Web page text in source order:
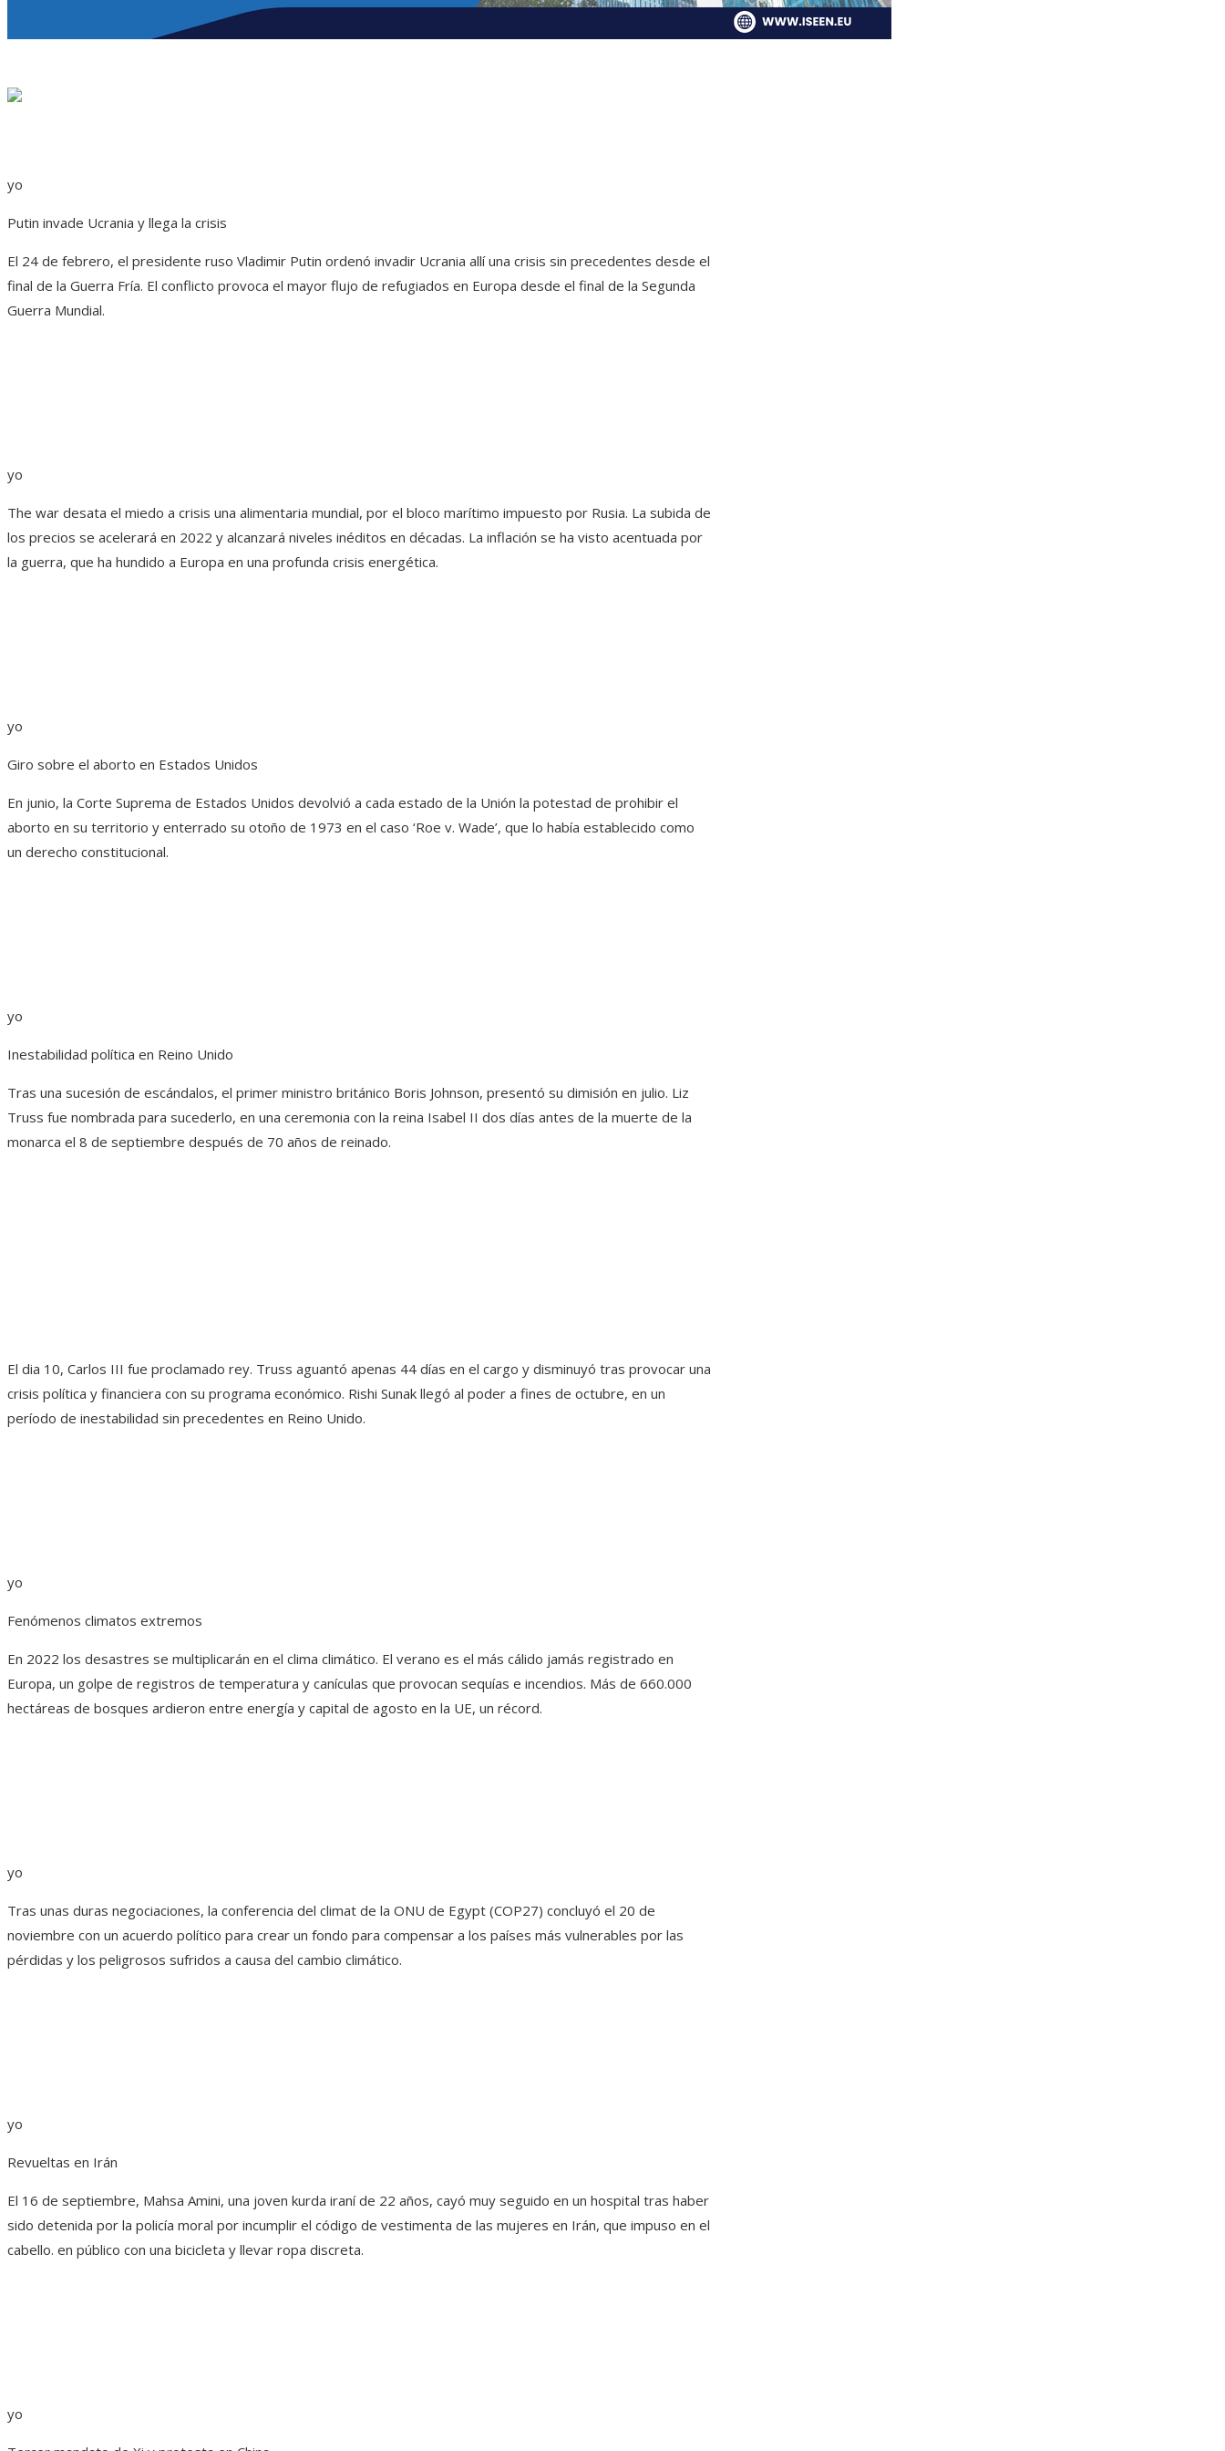
yo
Putin invade Ucrania y llega la crisis
El 24 de febrero, el presidente ruso Vladimir Putin ordenó invadir Ucrania allí una crisis sin precedentes desde el
final de la Guerra Fría. El conflicto provoca el mayor flujo de refugiados en Europa desde el final de la Segunda
Guerra Mundial.
yo
The war desata el miedo a crisis una alimentaria mundial, por el bloco marítimo impuesto por Rusia. La subida de
los precios se acelerará en 2022 y alcanzará niveles inéditos en décadas. La inflación se ha visto acentuada por
la guerra, que ha hundido a Europa en una profunda crisis energética.
yo
Giro sobre el aborto en Estados Unidos
En junio, la Corte Suprema de Estados Unidos devolvió a cada estado de la Unión la potestad de prohibir el
aborto en su territorio y enterrado su otoño de 1973 en el caso ‘Roe v. Wade’, que lo había establecido como
un derecho constitucional.
yo
Inestabilidad política en Reino Unido
Tras una sucesión de escándalos, el primer ministro británico Boris Johnson, presentó su dimisión en julio. Liz
Truss fue nombrada para sucederlo, en una ceremonia con la reina Isabel II dos días antes de la muerte de la
monarca el 8 de septiembre después de 70 años de reinado.
El dia 10, Carlos III fue proclamado rey. Truss aguantó apenas 44 días en el cargo y disminuyó tras provocar una
crisis política y financiera con su programa económico. Rishi Sunak llegó al poder a fines de octubre, en un
período de inestabilidad sin precedentes en Reino Unido.
yo
Fenómenos climatos extremos
En 2022 los desastres se multiplicarán en el clima climático. El verano es el más cálido jamás registrado en
Europa, un golpe de registros de temperatura y canículas que provocan sequías e incendios. Más de 660.000
hectáreas de bosques ardieron entre energía y capital de agosto en la UE, un récord.
yo
Tras unas duras negociaciones, la conferencia del climat de la ONU de Egypt (COP27) concluyó el 20 de
noviembre con un acuerdo político para crear un fondo para compensar a los países más vulnerables por las
pérdidas y los peligrosos sufridos a causa del cambio climático.
yo
Revueltas en Irán
El 16 de septiembre, Mahsa Amini, una joven kurda iraní de 22 años, cayó muy seguido en un hospital tras haber
sido detenida por la policía moral por incumplir el código de vestimenta de las mujeres en Irán, que impuso en el
cabello. en público con una bicicleta y llevar ropa discreta.
yo